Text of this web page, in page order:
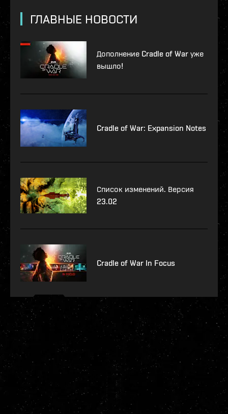
ГЛАВНЫЕ НОВОСТИ
Дополнение Cradle of War уже
вышло!
Cradle of War: Expansion Notes
Список изменений. Версия
23.02
Cradle of War In Focus